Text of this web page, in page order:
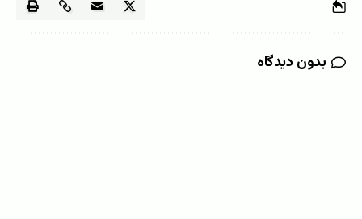
بدون دیدگاه